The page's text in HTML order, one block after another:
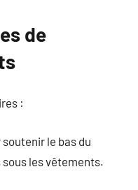
de
:
le bas du
les vêtements.